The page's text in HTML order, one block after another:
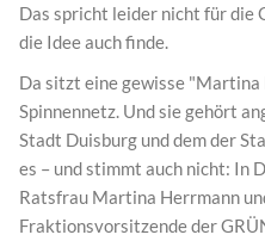
Das spricht leider nicht für die
die Idee auch finde.
Da sitzt eine gewisse
Spinnennetz. Und sie gehört
Stadt Duisburg und dem der
es – und stimmt auch nicht: In
Ratsfrau Martina Herrmann
Fraktionsvorsitzende der